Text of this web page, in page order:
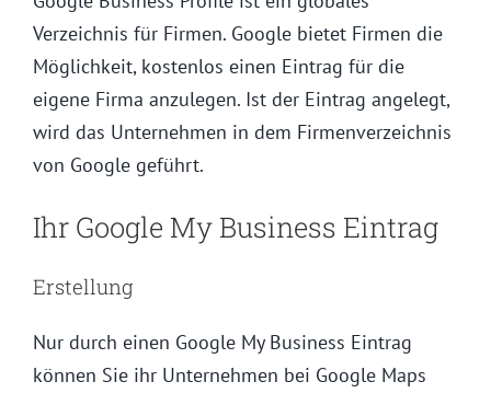
Verzeichnis für Firmen. Google bietet Firmen die
Möglichkeit, kostenlos einen Eintrag für die
eigene Firma anzulegen. Ist der Eintrag angelegt,
wird das Unternehmen in dem Firmenverzeichnis
von Google geführt.
Ihr Google My Business Eintrag
Erstellung
Nur durch einen Google My Business Eintrag
können Sie ihr Unternehmen bei Google Maps